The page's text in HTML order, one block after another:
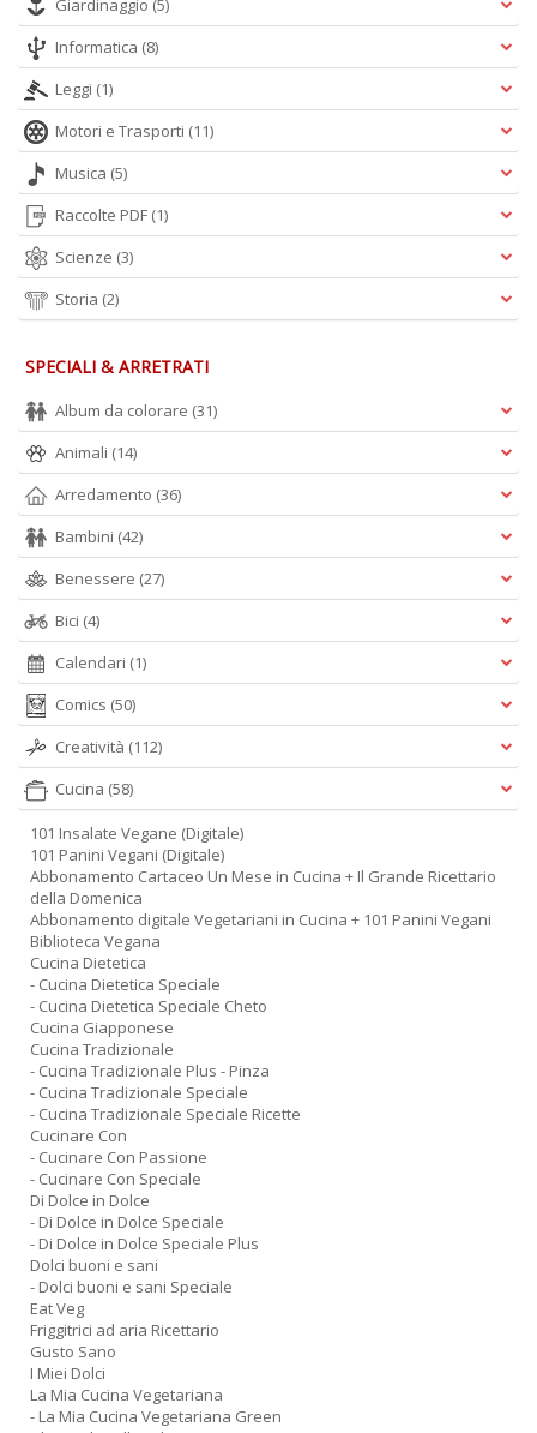
Giardinaggio (5)
Informatica (8)
Leggi (1)
Motori e Trasporti (11)
Musica (5)
Raccolte PDF (1)
Scienze (3)
Storia (2)
SPECIALI & ARRETRATI
Album da colorare (31)
Animali (14)
Arredamento (36)
Bambini (42)
Benessere (27)
Bici (4)
Calendari (1)
Comics (50)
Creatività (112)
Cucina (58)
101 Insalate Vegane (Digitale)
101 Panini Vegani (Digitale)
Abbonamento Cartaceo Un Mese in Cucina + Il Grande Ricettario
della Domenica
Abbonamento digitale Vegetariani in Cucina + 101 Panini Vegani
Biblioteca Vegana
Cucina Dietetica
- Cucina Dietetica Speciale
- Cucina Dietetica Speciale Cheto
Cucina Giapponese
Cucina Tradizionale
- Cucina Tradizionale Plus - Pinza
- Cucina Tradizionale Speciale
- Cucina Tradizionale Speciale Ricette
Cucinare Con
- Cucinare Con Passione
- Cucinare Con Speciale
Di Dolce in Dolce
- Di Dolce in Dolce Speciale
- Di Dolce in Dolce Speciale Plus
Dolci buoni e sani
- Dolci buoni e sani Speciale
Eat Veg
Friggitrici ad aria Ricettario
Gusto Sano
I Miei Dolci
La Mia Cucina Vegetariana
- La Mia Cucina Vegetariana Green